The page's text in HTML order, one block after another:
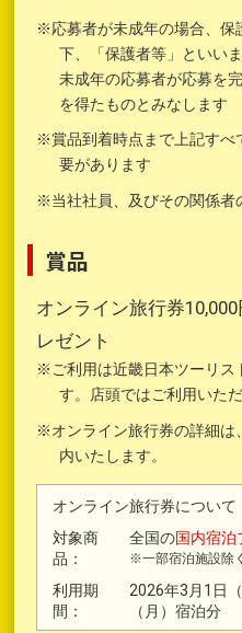
※応募者が未成年の場合、保
下、「保護者等」といい
未成年の応募者が応募を
を得たものとみなします
※賞品到着時点まで上記すべ
要があります
※当社社員、及びその関係者
賞品
オンライン旅行券
レゼント
※ご利用は近畿日本ツーリス
す。店頭ではご利用いただ
※オンライン旅行券の詳細は
内いたします。
オンライン旅行券について
対象商
品：
全国の国内宿泊
※一部宿泊施設除く
利用期
間：
2026年3月1日
（月）宿泊分